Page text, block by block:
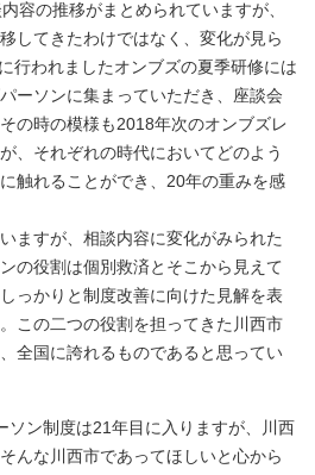
容の推移がまとめられていますが、
してきたわけではなく、変化が見ら
行われましたオンブズの夏季研修には
ーソンに集まっていただき、座談会
の時の模様も2018年次のオンブズレ
、それぞれの時代においてどのよう
触れることができ、20年の重みを感
ますが、相談内容に変化がみられた
の役割は個別救済とそこから見えて
っかりと制度改善に向けた見解を表
この二つの役割を担ってきた川西市
全国に誇れるものであると思ってい
ン制度は21年目に入りますが、川西
んな川西市であってほしいと心から